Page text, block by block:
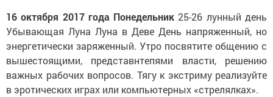
16 октября 2017 года Понедельник 25-26 лунный день
Убывающая Луна Луна в Деве День напряженный, но
энергетически заряженный. Утро посвятите общению с
вышестоящими, представнтепями власти, решению
важных рабочих вопросов. Тягу к экстриму реализуйте
в эротических играх или компьютерных «стрелялках».